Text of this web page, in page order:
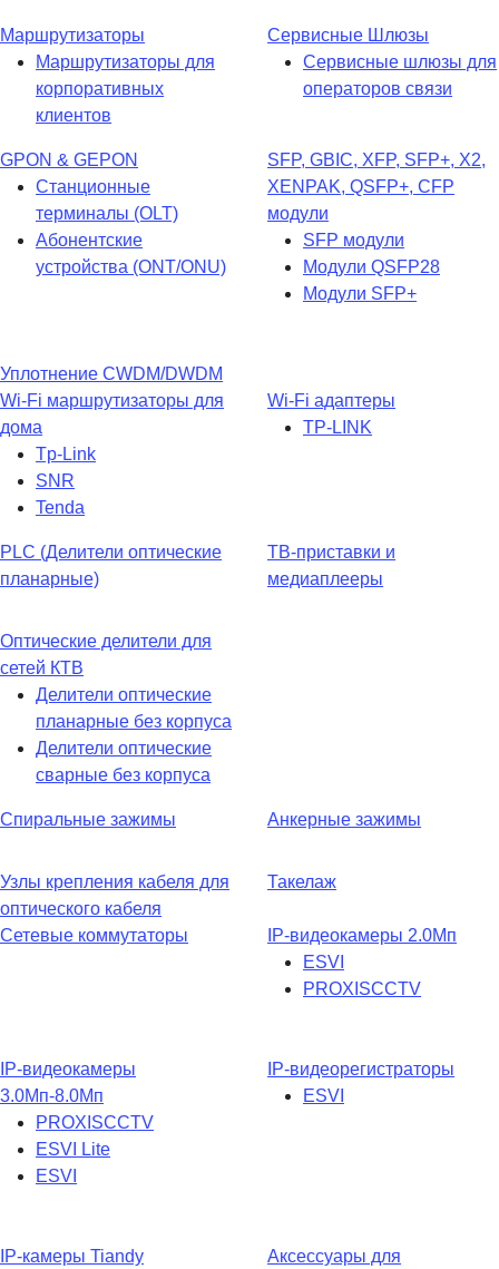
Маршрутизаторы
Маршрутизаторы для
корпоративных
клиентов
Сервисные Шлюзы
Сервисные шлюзы для
операторов связи
GPON & GEPON
Станционные
терминалы (OLT)
Абонентские
устройства (ONT/ONU)
SFP, GBIC, XFP, SFP+, X2,
XENPAK, QSFP+, CFP
модули
SFP модули
Модули QSFP28
Модули SFP+
Уплотнение CWDM/DWDM
Wi-Fi маршрутизаторы для
дома
Tp-Link
SNR
Tenda
Wi-Fi адаптеры
TP-LINK
PLC (Делители оптические
планарные)
ТВ-приставки и
медиаплееры
Оптические делители для
сетей КТВ
Делители оптические
планарные без корпуса
Делители оптические
сварные без корпуса
Спиральные зажимы Анкерные зажимы
Узлы крепления кабеля для
оптического кабеля
Такелаж
Сетевые коммутаторы
IP-видеокамеры 2.0Мп
ESVI
PROXISCCTV
IP-видеокамеры
3.0Мп-8.0Мп
PROXISCCTV
ESVI Lite
ESVI
IP-видеорегистраторы
ESVI
IP-камеры Tiandy Аксессуары для